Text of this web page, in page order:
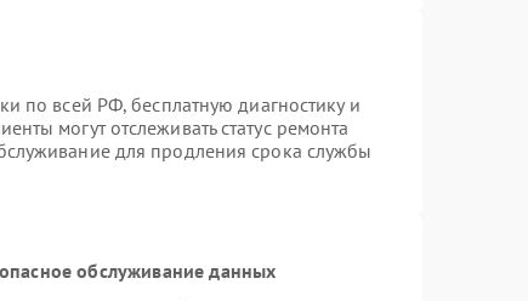
по всей РФ, бесплатную диагностику и
могут отслеживать статус ремонта
для продления срока службы
обслуживание данных